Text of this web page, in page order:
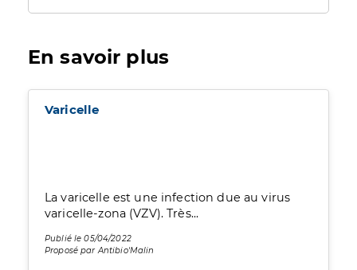
En savoir plus
Varicelle
La varicelle est une infection due au virus
varicelle-zona (VZV). Très...
Publié le 05/04/2022
Proposé par Antibio'Malin